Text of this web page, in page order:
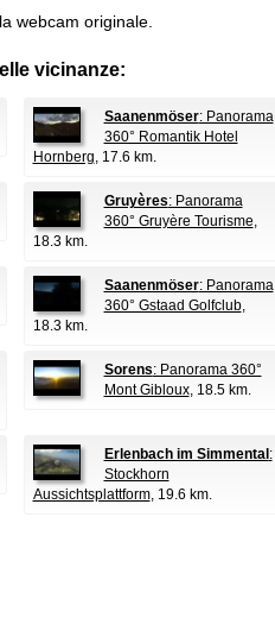
webcam originale.
vicinanze:
Saanenmöser: Panorama
360° Romantik Hotel
Hornberg, 17.6 km.
Gruyères: Panorama
360° Gruyère Tourisme,
18.3 km.
Saanenmöser: Panorama
360° Gstaad Golfclub,
18.3 km.
Sorens: Panorama 360°
Mont Gibloux, 18.5 km.
Erlenbach im Simmental :
Stockhorn
Aussichtsplattform, 19.6 km.